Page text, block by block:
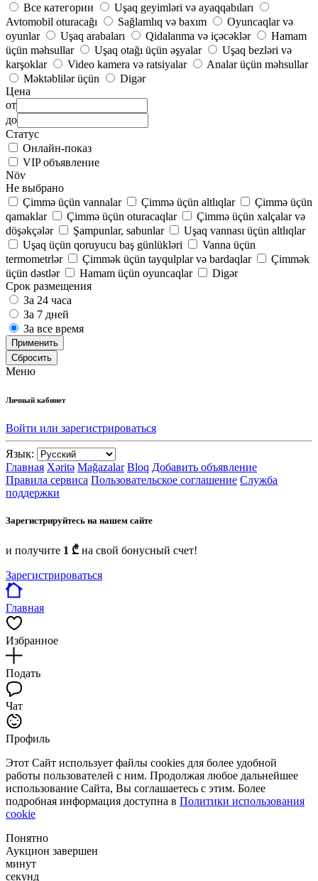
Все категории
Uşaq geyimləri və ayaqqabıları
Avtomobil oturacağı
Sağlamlıq və baxım
Oyuncaqlar və
oyunlar
Uşaq arabaları Qidalanma və içəcəklər
Hamam
üçün məhsullar
Uşaq otağı üçün əşyalar
Uşaq bezləri və
karşoklar
Video kamera və ratsiyalar
Analar üçün məhsullar
Məktəblilər üçün
Digər
Цена
от
до
Статус
Онлайн-показ
VIP объявление
Növ
Не выбрано
Çimmə üçün vannalar
Çimmə üçün altlıqlar
Çimmə üçün
qamaklar
Çimmə üçün oturacaqlar
Çimmə üçün xalçalar və
döşəkçələr
Şampunlar, sabunlar
Uşaq vannası üçün altlıqlar
Uşaq üçün qoruyucu baş günlükləri
Vanna üçün
termometrlər
Çimmək üçün tayqulplar və bardaqlar
Çimmək
üçün dəstlər
Hamam üçün oyuncaqlar
Digər
Срок размещения
За 24 часа
За 7 дней
За все время
Применить
Сбросить
Меню
Личный кабинет
Войти или зарегистрироваться
Язык:
Главная Xəritə Mağazalar Bloq Добавить объявление
Правила сервиса Пользовательское соглашение Служба
поддержки
Зарегистрируйтесь на нашем сайте
и получите 1 ₾ на свой бонусный счет!
Зарегистрироваться
Главная
Избранное
Подать
Чат
Профиль
Этот Сайт использует файлы cookies для более удобной
работы пользователей с ним. Продолжая любое дальнейшее
использование Сайта, Вы соглашаетесь с этим. Более
подробная информация доступна в Политики использования
cookie
Понятно
Аукцион завершен
минут
секунд